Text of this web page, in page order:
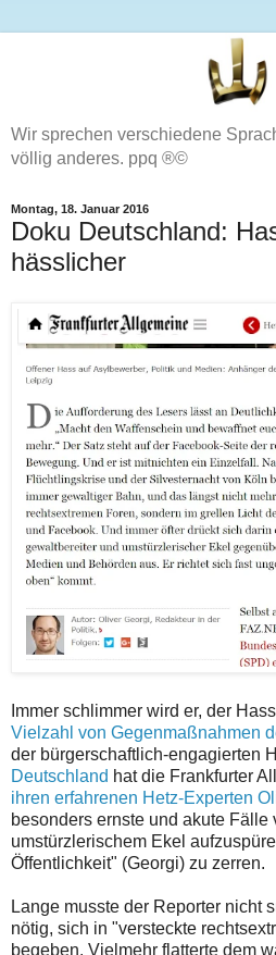
Wir sprechen verschiedene
völlig anderes. ppq ®©
Montag, 18. Januar 2016
Doku Deutschland:
hässlicher
Immer schlimmer wird er, der
Vielzahl von Gegenmaßnahmen
der bürgerschaftlich-engagierten
Deutschland hat die Frankfurter
ihren erfahrenen Hetz-Experten
besonders ernste und akute Fälle
umstürzlerischem Ekel
Öffentlichkeit" (Georgi) zu zerren.
Lange musste der Reporter nicht
nötig, sich in "versteckte
begeben. Vielmehr flatterte dem